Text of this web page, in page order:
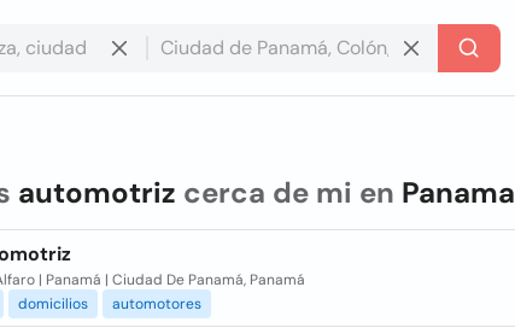
automotriz cerca de mi en Panama
| Panamá | Ciudad De Panamá, Panamá
domicilios automotores